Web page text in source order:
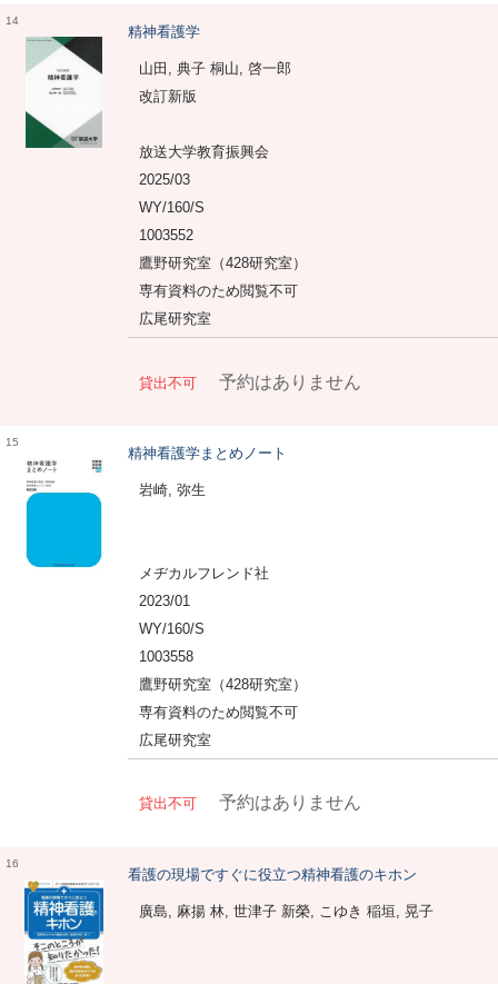
14
精神看護学
山田, 典子 桐山, 啓一郎
改訂新版
放送大学教育振興会
2025/03
WY/160/S
1003552
鷹野研究室（428研究室）
専有資料のため閲覧不可
広尾研究室
貸出不可 予約はありません
15
精神看護学まとめノート
岩崎, 弥生
メヂカルフレンド社
2023/01
WY/160/S
1003558
鷹野研究室（428研究室）
専有資料のため閲覧不可
広尾研究室
貸出不可 予約はありません
16
看護の現場ですぐに役立つ精神看護のキホン
廣島, 麻揚 林, 世津子 新榮, こゆき 稲垣, 晃子